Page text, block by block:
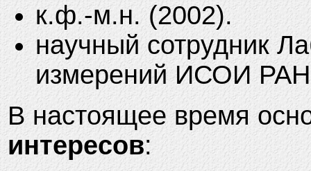
к.ф.-м.н. (2002).
научный сотрудник
измерений ИСОИ
В настоящее время
интересов: